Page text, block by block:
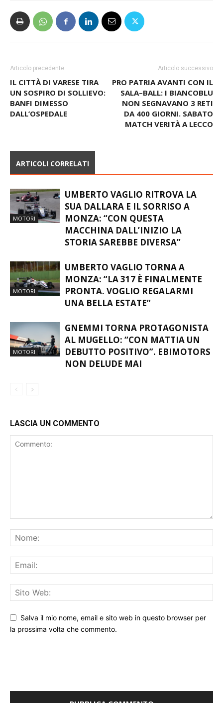
Articolo precedente
IL CITTÀ DI VARESE TIRA
UN SOSPIRO DI SOLLIEVO:
BANFI DIMESSO
DALL’OSPEDALE
Articolo successivo
PRO PATRIA AVANTI CON IL
SALA–BALL: I BIANCOBLU
NON SEGNAVANO 3 RETI
DA 400 GIORNI. SABATO
MATCH VERITÀ A LECCO
ARTICOLI CORRELATI
MOTORI
UMBERTO VAGLIO RITROVA LA
SUA DALLARA E IL SORRISO A
MONZA: “CON QUESTA
MACCHINA DALL’INIZIO LA
STORIA SAREBBE DIVERSA”
MOTORI
UMBERTO VAGLIO TORNA A
MONZA: “LA 317 È FINALMENTE
PRONTA. VOGLIO REGALARMI
UNA BELLA ESTATE”
MOTORI
GNEMMI TORNA PROTAGONISTA
AL MUGELLO: “CON MATTIA UN
DEBUTTO POSITIVO”. EBIMOTORS
NON DELUDE MAI
LASCIA UN COMMENTO
Salva il mio nome, email e sito web in questo browser per
la prossima volta che commento.